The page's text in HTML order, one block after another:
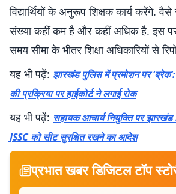
विद्यार्थियों के अनुरूप शिक्षक कार्य करेंगे.
संख्या कहीं कम है और कहीं अधिक है. इस
समय सीमा के भीतर शिक्षा अधिकारियों से
यह भी पढ़ें: झारखंड पुलिस में प्रमोशन पर
की प्रक्रिया पर हाईकोर्ट ने लगाई रोक
यह भी पढ़ें: सहायक आचार्य नियुक्ति पर झारखंड
JSSC को सीट सुरक्षित रखने का आदेश
प्रभात खबर डिजिटल टॉप